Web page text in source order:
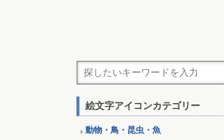
絵文字アイコンカテゴリー
動物・鳥・昆虫・魚